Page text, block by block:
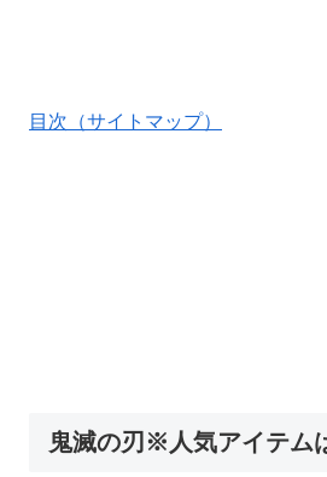
目次（サイトマップ）
鬼滅の刃※人気アイテム